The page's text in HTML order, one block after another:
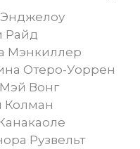
Энджелоу
Райд
Мэнкиллер
Отеро-Уоррен
Мэй Вонг
Колман
Рузвельт